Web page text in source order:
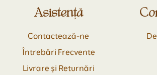
Asistență
Contactează-ne
Întrebări Frecvente
Livrare și Returnări